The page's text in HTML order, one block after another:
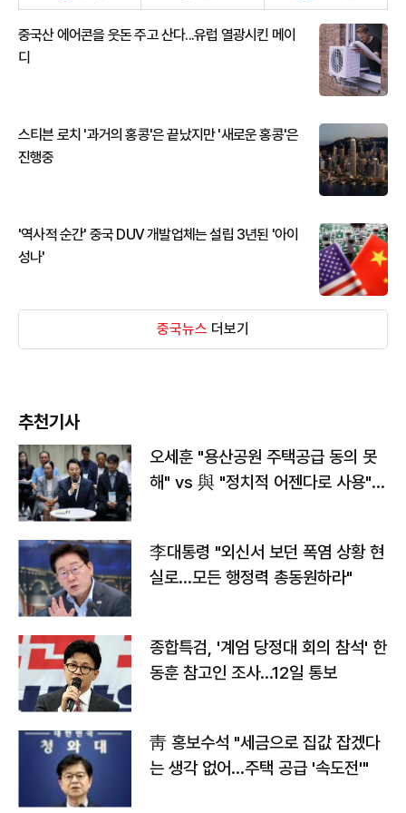
중국산 에어콘을 웃돈 주고 산다...유럽 열광시킨 메이
디
스티븐 로치 '과거의 홍콩'은 끝났지만 '새로운 홍콩'은
진행중
'역사적 순간' 중국 DUV 개발업체는 설립 3년된 '아이
성나'
중국뉴스 더보기
추천기사
오세훈 "용산공원 주택공급 동의 못
해" vs 與 "정치적 어젠다로 사용"
李대통령 "외신서 보던 폭염 상황 현
실로…모든 행정력 총동원하라"
종합특검, '계엄 당정대 회의 참석' 한
동훈 참고인 조사...12일 통보
靑 홍보수석 "세금으로 집값 잡겠다
는 생각 없어…주택 공급 '속도전'"